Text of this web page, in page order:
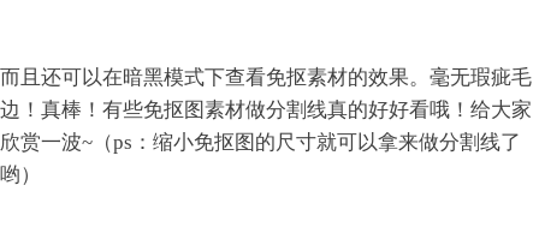
而且还可以在暗黑模式下查看免抠素材的效果。毫无瑕疵毛
边！真棒！ 有些免抠图素材做分割线真的好好看哦！给大家
欣赏一波~（ps：缩小免抠图的尺寸就可以拿来做分割线了
哟）